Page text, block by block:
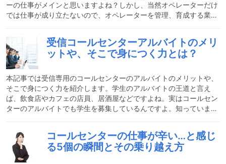
ーの仕事がメインと思いますよね？しかし、当然オペレーターだけ
では仕事が成り立たないので、オペレーターを管理、育成する業務
ーの仕事と言っても、なかなかイメージがわきずらいですよね。今
回は興味のある方に向けて、コールセンターの管理者の業務につい
て具体的にご紹介します。コールセンター管理のおおまかな仕事内
容おおまかな仕事内容コールセンターでの管理の仕事は、例えば勤
怠の管理をしたり業務知識を身につけてもらうように研修をしたり
受信コールセンターアルバイトのメリ
ットや、そこで身につく力とは？
本記事では受信専用のコールセンターのアルバイトのメリットや、
そこで身につく力を紹介します。学生のアルバイトの王道と言え
ば、飲食店やカフェの店員、居酒屋などですよね。実はコールセン
ターのアルバイトでも学生を募集しているんですよ。知っていまし
メリットもあり、隠れた穴場アルバイトなんです！少し興味が湧い
てきたでしょうか。それではどんなメリットがあって、どんな力が
身につくのかご紹介させていただきます。私はこんなところで受信
専用のコールセンターのアルバイトをやりました私の働いていた受
コールセンターの仕事が辛い…と感じ
る5個の瞬間とその乗り越え方